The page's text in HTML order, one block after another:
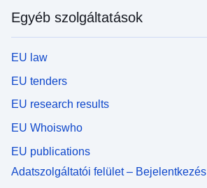
Egyéb szolgáltatások
EU law
EU tenders
EU research results
EU Whoiswho
EU publications
Adatszolgáltatói felület – Bejelentkezés